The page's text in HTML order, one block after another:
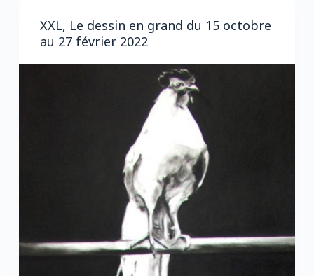
XXL, Le dessin en grand du 15 octobre
au 27 février 2022